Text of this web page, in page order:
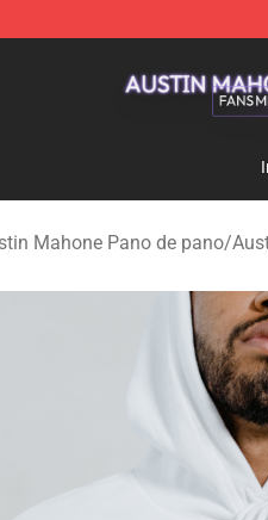
Mahone Pano de pano/